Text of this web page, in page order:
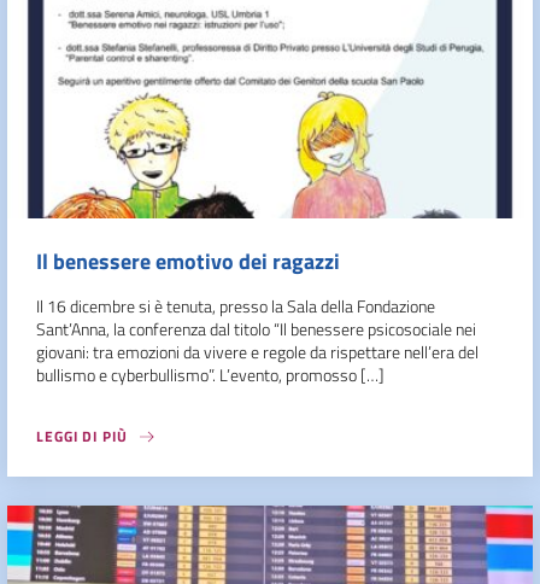
Il benessere emotivo dei ragazzi
Il 16 dicembre si è tenuta, presso la Sala della Fondazione
Sant’Anna, la conferenza dal titolo “Il benessere psicosociale nei
giovani: tra emozioni da vivere e regole da rispettare nell’era del
bullismo e cyberbullismo”. L’evento, promosso […]
LEGGI DI PIÙ